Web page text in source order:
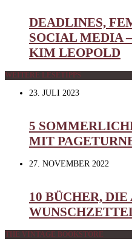
DEADLINES,
SOCIAL MEDIA
KIM LEOPOLD
WEITERE LESETIPPS
23. JULI 2023
5
MIT
27. NOVEMBER 2022
10 BÜCHER,
THE VINTAGE BOOKSTORE